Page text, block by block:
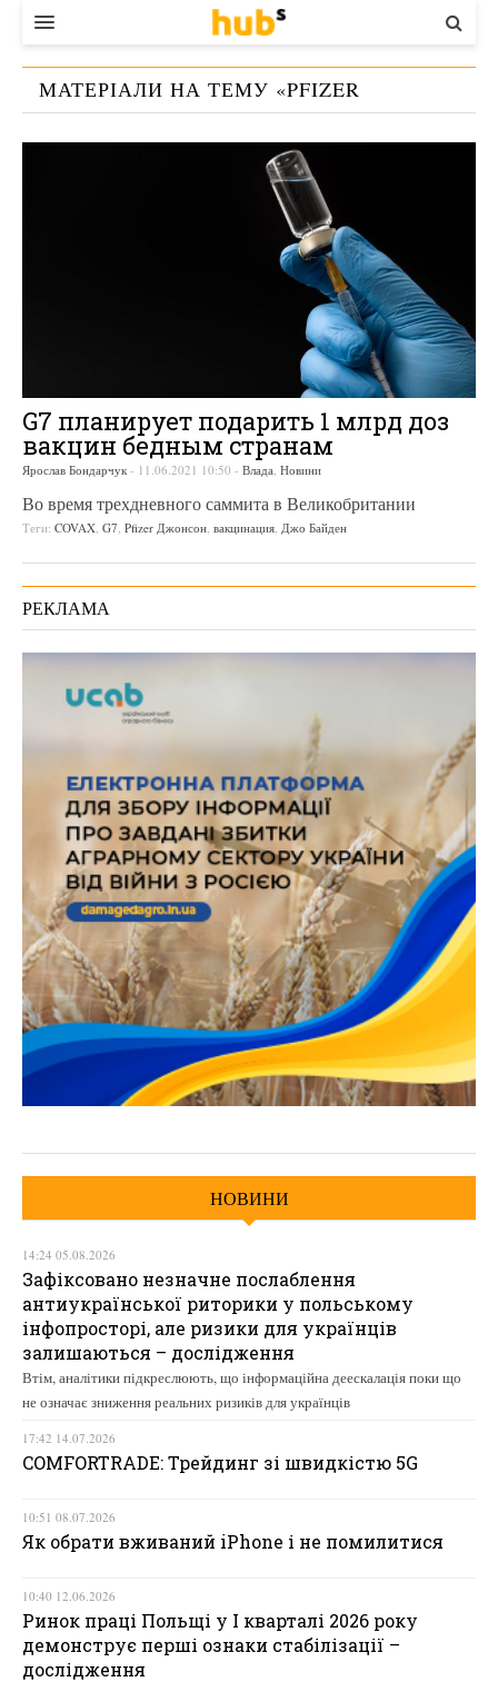
ВЛАДА
ЕКОНОМІКА
МАТЕРІАЛИ НА ТЕМУ «PFIZER
G7 планирует подарить 1 млрд доз
вакцин бедным странам
Ярослав Бондарчук - 11.06.2021 10:50 - Влада Новини
Во время трехдневного саммита в Великобритании
Теги: COVAX G7 Pfizer Джонсон вакцинация Джо Байден
РЕКЛАМА
НОВИНИ
14:24 05.08.2026
Зафіксовано незначне послаблення
антиукраїнської риторики у польському
інфопросторі, але ризики для українців
залишаються – дослідження
Втім, аналітики підкреслюють, що інформаційна деескалація поки що
не означає зниження реальних ризиків для українців
17:42 14.07.2026
COMFORTRADE: Трейдинг зі швидкістю 5G
10:51 08.07.2026
Як обрати вживаний iPhone і не помилитися
10:40 12.06.2026
Ринок праці Польщі у І кварталі 2026 року
демонструє перші ознаки стабілізації –
дослідження